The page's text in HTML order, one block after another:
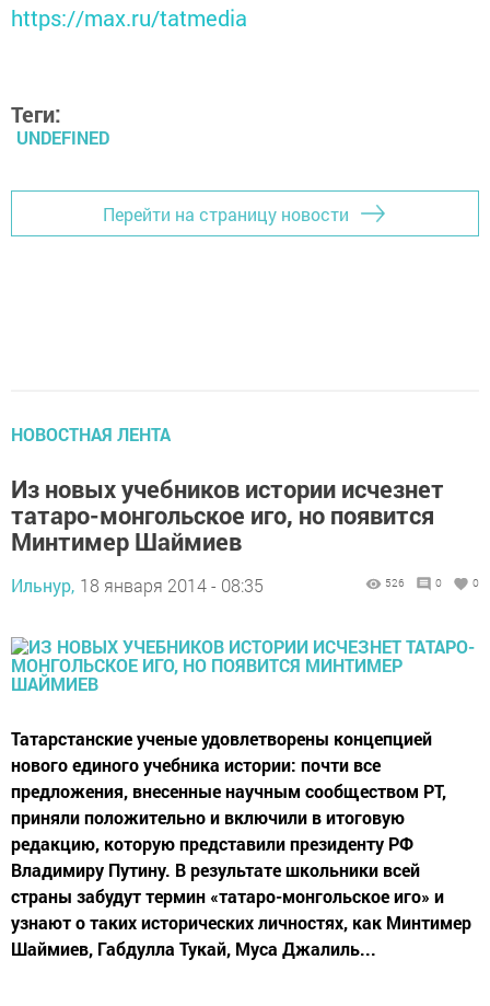
https://max.ru/tatmedia
Теги:
UNDEFINED
Перейти на страницу новости
НОВОСТНАЯ ЛЕНТА
Из новых учебников истории исчезнет
татаро-монгольское иго, но появится
Минтимер Шаймиев
Ильнур, 18 января 2014 - 08:35 526 0 0
Татарстанские ученые удовлетворены концепцией
нового единого учебника истории: почти все
предложения, внесенные научным сообществом РТ,
приняли положительно и включили в итоговую
редакцию, которую представили президенту РФ
Владимиру Путину. В результате школьники всей
страны забудут термин «татаро-монгольское иго» и
узнают о таких исторических личностях, как Минтимер
Шаймиев, Габдулла Тукай, Муса Джалиль...